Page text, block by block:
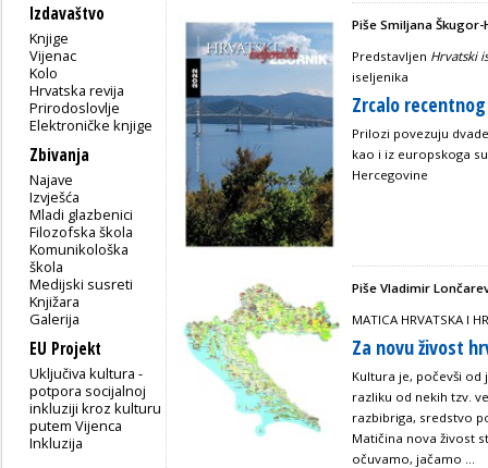
Izdavaštvo
Knjige
Vijenac
Kolo
Hrvatska revija
Prirodoslovlje
Elektroničke knjige
Zbivanja
Najave
Izvješća
Mladi glazbenici
Filozofska škola
Komunikološka
škola
Medijski susreti
Knjižara
Galerija
EU Projekt
Uključiva kultura -
potpora socijalnoj
inkluziji kroz kulturu
putem Vijenca
Inkluzija
Piše Smiljana Škugor-
Predstavljen Hrvatski
iseljenika
Zrcalo
Prilozi povezuju
kao i iz europskoga
Hercegovine
Piše Vladimir
MATICA HRVATSKA I
Za novu živost
Kultura je, počevši od
razliku od nekih tzv.
razbibriga, sredstvo
Matičina nova živost
očuvamo, jačamo ...